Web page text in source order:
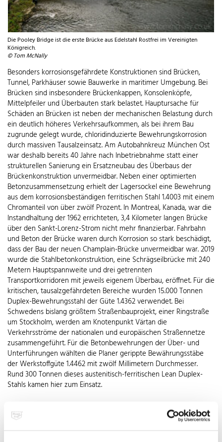
Die Pooley Bridge ist die erste Brücke aus Edelstahl Rostfrei im Vereinigten
Königreich.
© Tom McNally
Besonders korrosionsgefährdete Konstruktionen sind Brücken,
Tunnel, Parkhäuser sowie Bauwerke in maritimer Umgebung. Bei
Brücken sind insbesondere Brückenkappen, Konsolenköpfe,
Mittelpfeiler und Überbauten stark belastet. Hauptursache für
Schäden an Brücken ist neben der mechanischen Belastung durch
ein deutlich höheres Verkehrsaufkommen, als bei ihrem Bau
zugrunde gelegt wurde, chloridinduzierte Bewehrungskorrosion
durch massiven Tausalzeinsatz. Am Autobahnkreuz München Ost
war deshalb bereits 40 Jahre nach Inbetriebnahme statt einer
strukturellen Sanierung ein Ersatzneubau des Überbaus der
Brückenkonstruktion unvermeidbar. Neben einer optimierten
Betonzusammensetzung erhielt der Lagersockel eine Bewehrung
aus dem korrosionsbeständigen ferritischen Stahl 1.4003 mit einem
Chromanteil von über zwölf Prozent. In Montreal, Kanada, war die
Instandhaltung der 1962 errichteten, 3,4 Kilometer langen Brücke
über den Sankt-Lorenz-Strom nicht mehr finanzierbar. Fahrbahn
und Beton der Brücke waren durch Korrosion so stark beschädigt,
dass der Bau der neuen Champlain-Brücke unvermeidbar war. 2019
wurde die Stahlbetonkonstruktion, eine Schrägseilbrücke mit 240
Metern Hauptspannweite und drei getrennten
Transportkorridoren mit jeweils eigenem Überbau, eröffnet. Für die
kritischen, tausalzgefährdeten Bereiche wurden 15.000 Tonnen
Duplex-Bewehrungsstahl der Güte 1.4362 verwendet. Bei
Schwedens bislang größtem Straßenbauprojekt, einer Ringstraße
um Stockholm, werden am Knotenpunkt Värtan die
Verkehrsströme der nationalen und europäischen Straßennetze
zusammengeführt. Für die Betonbewehrungen der Über- und
Unterführungen wählten die Planer gerippte Bewährungsstäbe
der Werkstoffgüte 1.4462 mit zwölf Millimetern Durchmesser.
Rund 300 Tonnen dieses austenitisch-ferritischen Lean Duplex-
Stahls kamen hier zum Einsatz.
Ponte Morandi in Genua im Jahr 2018 wurde die von Renzo Piano
entworfene San-Giorgio Brücke – 1.100 Meter lang, 30 Meter breit